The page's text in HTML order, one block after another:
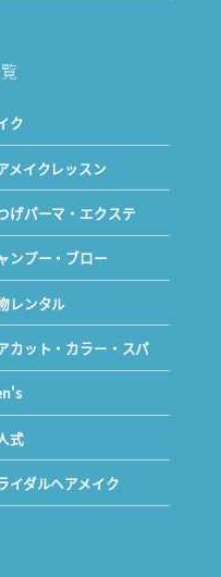
ク
メイクレッスン
げパーマ・エクステ
ンプー・ブロー
レンタル
カット・カラー・スパ
式
イダルヘアメイク